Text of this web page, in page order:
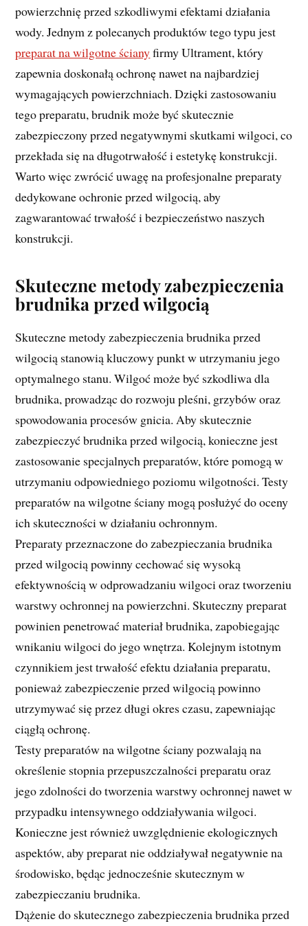
powierzchnię przed szkodliwymi efektami działania
wody. Jednym z polecanych produktów tego typu jest
preparat na wilgotne ścianyfirmy Ultrament, który
zapewnia doskonałą ochronę nawet na najbardziej
wymagających powierzchniach. Dzięki zastosowaniu
tego preparatu, brudnik może być skutecznie
zabezpieczony przed negatywnymi skutkami wilgoci, co
przekłada się na długotrwałość i estetykę konstrukcji.
Warto więc zwrócić uwagę na profesjonalne preparaty
dedykowane ochronie przed wilgocią, aby
zagwarantować trwałość i bezpieczeństwo naszych
konstrukcji.
Skuteczne metody zabezpieczenia
brudnika przed wilgocią
Skuteczne metody zabezpieczenia brudnika przed
wilgocią stanowią kluczowy punkt w utrzymaniu jego
optymalnego stanu. Wilgoć może być szkodliwa dla
brudnika, prowadząc do rozwoju pleśni, grzybów oraz
spowodowania procesów gnicia. Aby skutecznie
zabezpieczyć brudnika przed wilgocią, konieczne jest
zastosowanie specjalnych preparatów, które pomogą w
utrzymaniu odpowiedniego poziomu wilgotności. Testy
preparatów na wilgotne ściany mogą posłużyć do oceny
ich skuteczności w działaniu ochronnym.
Preparaty przeznaczone do zabezpieczania brudnika
przed wilgocią powinny cechować się wysoką
efektywnością w odprowadzaniu wilgoci oraz tworzeniu
warstwy ochronnej na powierzchni. Skuteczny preparat
powinien penetrować materiał brudnika, zapobiegając
wnikaniu wilgoci do jego wnętrza. Kolejnym istotnym
czynnikiem jest trwałość efektu działania preparatu,
ponieważ zabezpieczenie przed wilgocią powinno
utrzymywać się przez długi okres czasu, zapewniając
ciągłą ochronę.
Testy preparatów na wilgotne ściany pozwalają na
określenie stopnia przepuszczalności preparatu oraz
jego zdolności do tworzenia warstwy ochronnej nawet w
przypadku intensywnego oddziaływania wilgoci.
Konieczne jest również uwzględnienie ekologicznych
aspektów, aby preparat nie oddziaływał negatywnie na
środowisko, będąc jednocześnie skutecznym w
zabezpieczaniu brudnika.
Dążenie do skutecznego zabezpieczenia brudnika przed